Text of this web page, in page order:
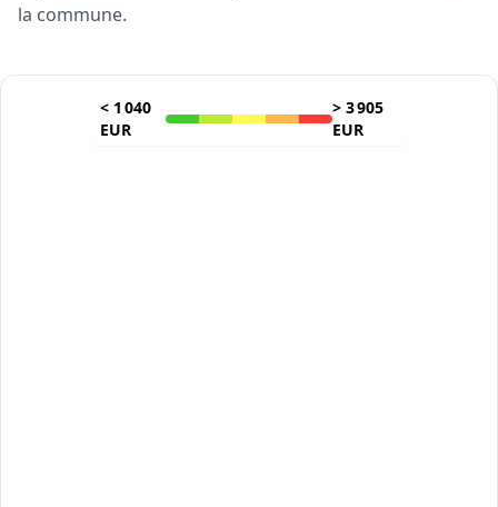
la commune.
< 1 040
EUR
> 3 905
EUR